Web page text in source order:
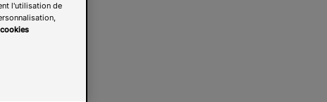
l'utilisation de